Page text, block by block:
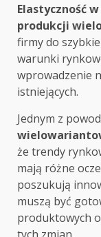
Elastyczność
produkcji
firmy do
warunki
wprowadzenie
istniejących.
Jednym z
że trendy
mają różne
poszukują
muszą być
produktowych